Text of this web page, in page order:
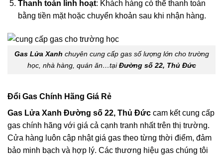
Thanh toán linh hoạt: Khách hàng có thể thanh toán
bằng tiền mặt hoặc chuyển khoản sau khi nhận hàng.
Gas Lửa Xanh chuyên cung cấp gas số lượng lớn cho trường
học, nhà hàng, quán ăn…tạiĐường số 22, Thủ Đức
Đổi Gas Chính Hãng Giá Rẻ
Gas Lửa Xanh Đường số 22, Thủ Đức cam kết cung cấp
gas chính hãng với giá cả cạnh tranh nhất trên thị trường.
Cửa hàng luôn cập nhật giá gas theo từng thời điểm, đảm
bảo minh bạch và hợp lý. Các thương hiệu gas chúng tôi